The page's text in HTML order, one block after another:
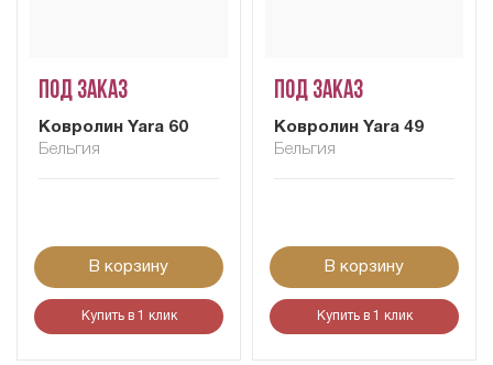
Под заказ
Ковролин Yara 60
Бельгия
В корзину
Купить в 1 клик
Под заказ
Ковролин Yara 49
Бельгия
В корзину
Купить в 1 клик